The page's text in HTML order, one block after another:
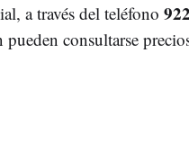
a través del teléfono
consultarse